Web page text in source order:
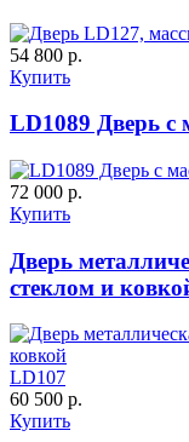
C61
54 800 р.
Купить
LD1089 Дверь с
72 000 р.
Купить
Дверь
стеклом и
LD107
60 500 р.
Купить